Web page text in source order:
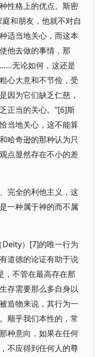
性格上的优点。斯密
和朋友，他就不对自
适当地关心，而这本
他去做的事情，那
无论如何，这还是
心大意和不节俭，受
因为它们缺乏仁慈，
正当的关心。”[6]斯
当地关心，这不能算
哈奇逊的那种认为只
点显然存在不小的差
完全的利他主义，这
一种属于神的而不属
Deity）[7]的唯一行为
道德的论证有助于说
不管在最高存在那
存需要那么多自身以
造物来说，其行为一
顺乎我们本性的，常
种意向，如果在任何
不应得到任何人的尊